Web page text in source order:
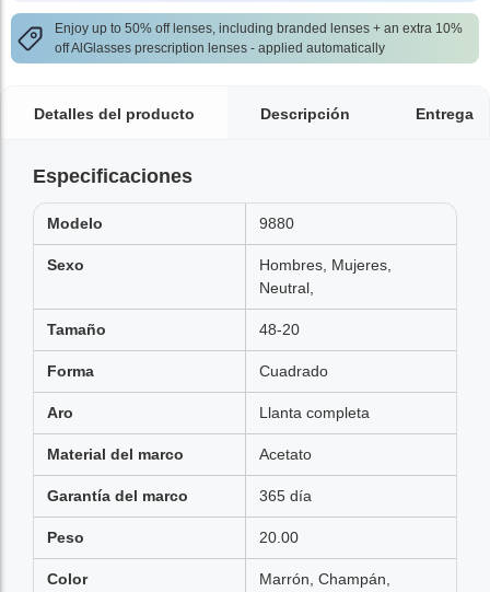
Enjoy up to 50% off lenses, including branded lenses + an extra 10%
off AlGlasses prescription lenses - applied automatically
Detalles del producto Descripción Entrega
Especificaciones
Modelo 9880
Sexo
Hombres, Mujeres,
Neutral,
Tamaño 48-20
Forma Cuadrado
Aro Llanta completa
Material del marco Acetato
Garantía del marco 365 día
Peso 20.00
Color
Marrón, Champán,